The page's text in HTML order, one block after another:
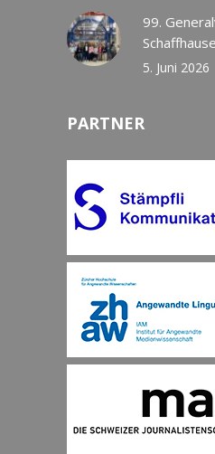
99.
5. Juni 2026
PARTNER